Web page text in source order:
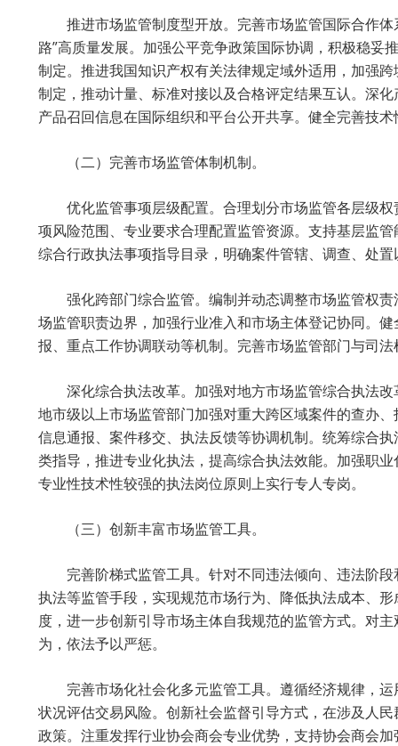
推进市场监管制度型开放。完善市场监管国际合作
路”高质量发展。加强公平竞争政策国际协调，积极稳
制定。推进我国知识产权有关法律规定域外适用，加强
制定，推动计量、标准对接以及合格评定结果互认。深
产品召回信息在国际组织和平台公开共享。健全完善技
（二）完善市场监管体制机制。
优化监管事项层级配置。合理划分市场监管各层级
项风险范围、专业要求合理配置监管资源。支持基层监
综合行政执法事项指导目录，明确案件管辖、调查、处
强化跨部门综合监管。编制并动态调整市场监管权
场监管职责边界，加强行业准入和市场主体登记协同。
报、重点工作协调联动等机制。完善市场监管部门与司
深化综合执法改革。加强对地方市场监管综合执法
地市级以上市场监管部门加强对重大跨区域案件的查办
信息通报、案件移交、执法反馈等协调机制。统筹综合
类指导，推进专业化执法，提高综合执法效能。加强职
专业性技术性较强的执法岗位原则上实行专人专岗。
（三）创新丰富市场监管工具。
完善阶梯式监管工具。针对不同违法倾向、违法阶
执法等监管手段，实现规范市场行为、降低执法成本、
度，进一步创新引导市场主体自我规范的监管方式。对
为，依法予以严惩。
完善市场化社会化多元监管工具。遵循经济规律，
状况评估交易风险。创新社会监督引导方式，在涉及人
政策。注重发挥行业协会商会专业优势，支持协会商会